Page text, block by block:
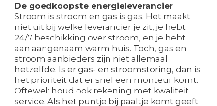
De goedkoopste energieleverancier
Stroom is stroom en gas is gas. Het maakt
niet uit bij welke leverancier je zit, je hebt
24/7 beschikking over stroom, en je hebt
aan aangenaam warm huis. Toch, gas en
stroom aanbieders zijn niet allemaal
hetzelfde. Is er gas- en stroomstoring, dan is
het prioriteit dat er snel een monteur komt.
Oftewel: houd ook rekening met kwaliteit
service. Als het puntje bij paaltje komt geeft